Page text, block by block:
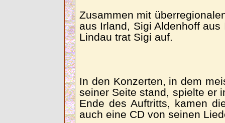
Zusammen mit
aus Irland, Sigi Aldenhoff
Lindau trat Sigi auf.
In den Konzerten, in dem
seiner Seite stand, spielte er
Ende des Auftritts, kamen
auch eine CD von seinen